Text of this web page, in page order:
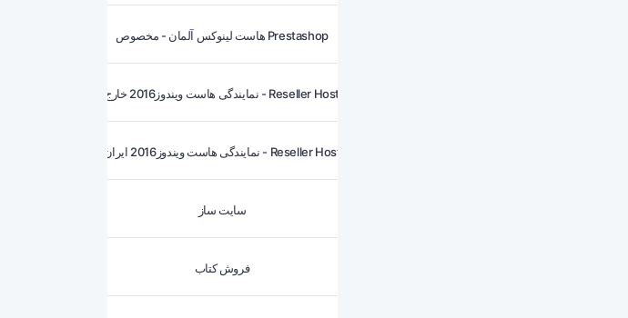
هاست لینوکس آلمان - مخصوص Prestashop
نمایندگی هاست ویندوز2016 خارج - Reseller Host
نمایندگی هاست ویندوز2016 ایران - Reseller Host
سایت ساز
فروش کتاب